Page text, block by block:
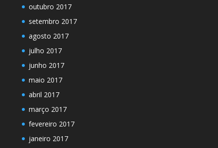
outubro 2017
setembro 2017
agosto 2017
julho 2017
junho 2017
maio 2017
abril 2017
março 2017
fevereiro 2017
janeiro 2017